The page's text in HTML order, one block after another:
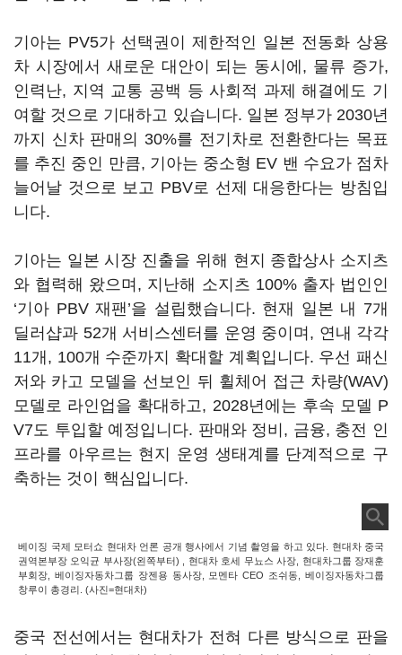
기아는 PV5가 선택권이 제한적인 일본 전동화 상용
차 시장에서 새로운 대안이 되는 동시에, 물류 증가,
인력난, 지역 교통 공백 등 사회적 과제 해결에도 기
여할 것으로 기대하고 있습니다. 일본 정부가 2030년
까지 신차 판매의 30%를 전기차로 전환한다는 목표
를 추진 중인 만큼, 기아는 중소형 EV 밴 수요가 점차
늘어날 것으로 보고 PBV로 선제 대응한다는 방침입
니다.
기아는 일본 시장 진출을 위해 현지 종합상사 소지츠
와 협력해 왔으며, 지난해 소지츠 100% 출자 법인인
‘기아 PBV 재팬’을 설립했습니다. 현재 일본 내 7개
딜러샵과 52개 서비스센터를 운영 중이며, 연내 각각
11개, 100개 수준까지 확대할 계획입니다. 우선 패신
저와 카고 모델을 선보인 뒤 휠체어 접근 차량(WAV)
모델로 라인업을 확대하고, 2028년에는 후속 모델 P
V7도 투입할 예정입니다. 판매와 정비, 금융, 충전 인
프라를 아우르는 현지 운영 생태계를 단계적으로 구
축하는 것이 핵심입니다.
베이징 국제 모터쇼 현대차 언론 공개 행사에서 기념 촬영을 하고 있다. 현대차 중국
권역본부장 오익균 부사장(왼쪽부터) , 현대차 호세 무뇨스 사장, 현대차그룹 장재훈
부회장, 베이징자동차그룹 장젠용 동사장, 모멘타 CEO 조쉬동, 베이징자동차그룹
창루이 총경리. (사진=현대차)
중국 전선에서는 현대차가 전혀 다른 방식으로 판을